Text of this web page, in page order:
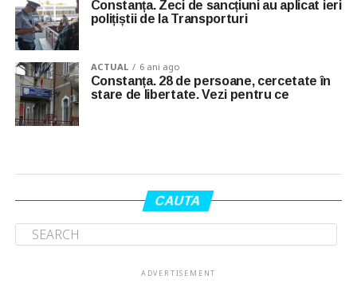
Constanța. Zeci de sancțiuni au aplicat ieri
polițiștii de la Transporturi
ACTUAL 6 ani ago
Constanța. 28 de persoane, cercetate în
stare de libertate. Vezi pentru ce
CAUTA
ADVERTISEMENT